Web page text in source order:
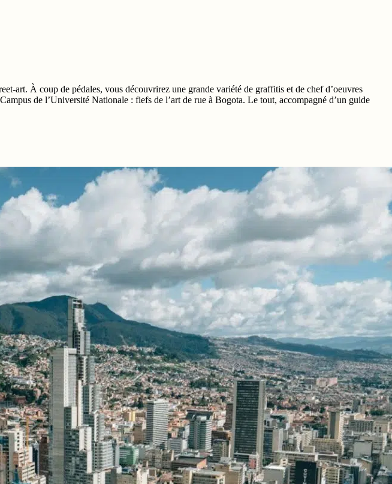
art. À coup de pédales, vous découvrirez une grande variété de graffitis et de chef d’oeuvres
de l’Université Nationale : fiefs de l’art de rue à Bogota. Le tout, accompagné d’un guide